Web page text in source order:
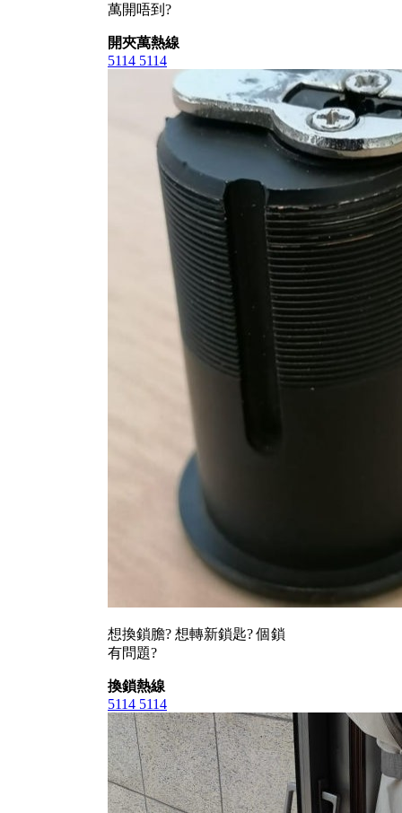
萬開唔到?
開夾萬熱線
5114 5114
想換鎖膽? 想轉新鎖匙? 個鎖
有問題?
換鎖熱線
5114 5114